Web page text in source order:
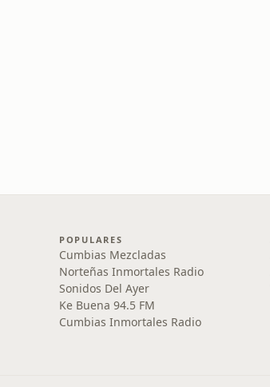
POPULARES
Cumbias Mezcladas
Norteñas Inmortales Radio
Sonidos Del Ayer
Ke Buena 94.5 FM
Cumbias Inmortales Radio